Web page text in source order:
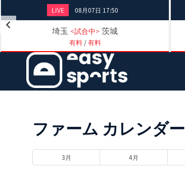
LIVE 08月07日 17:50
埼玉 <試合中> 茨城
有料/有料
ファーム カレンダー
3月 4月